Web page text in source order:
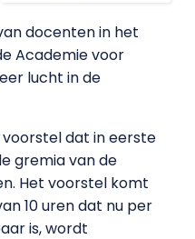
docenten in het
Academie voor
lucht in de
voorstel dat in eerste
gremia van de
Het voorstel komt
10 uren dat nu per
is, wordt